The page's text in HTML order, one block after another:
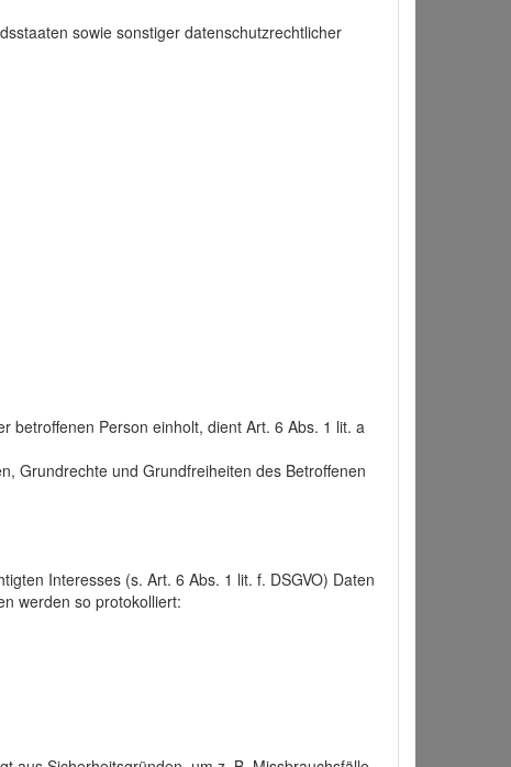
sowie sonstiger datenschutzrechtlicher
betroffenen Person einholt, dient Art. 6 Abs. 1 lit. a
Grundrechte und Grundfreiheiten des Betroffenen
Interesses (s. Art. 6 Abs. 1 lit. f. DSGVO) Daten
werden so protokolliert: